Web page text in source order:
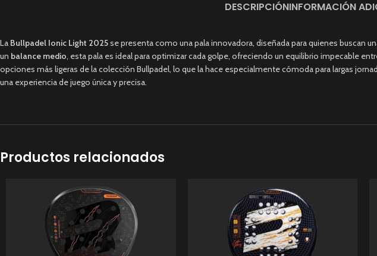
DESCRIPCIÓNINFORMACIÓN
La Bullpadel Ionic Light 2025se presenta como una pala innovadora, diseñada para quienes buscan
un balance medio, esta pala es ideal para optimizar cada golpe, ofreciendo un equilibrio impecable
opciones más ligeras de la colección Bullpadel, lo que la hace especialmente cómoda para largas
una experiencia de juego única y precisa.
Productos relacionados